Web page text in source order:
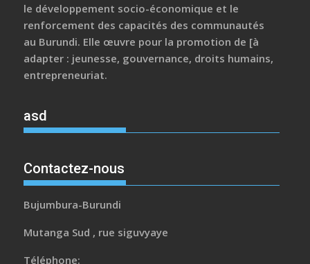
le développement socio-économique et le
renforcement des capacités des communautés
au Burundi. Elle œuvre pour la promotion de [à
adapter : jeunesse, gouvernance, droits humains,
entrepreneuriat.
asd
Contactez-nous
Bujumbura-Burundi
Mutanga Sud , rue siguvyaye
Téléphone: